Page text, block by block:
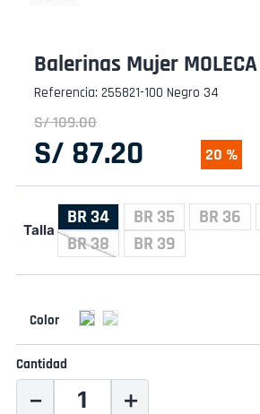
Balerinas Mujer
Referencia: 255821-100 Negro 34
S/109.00
S/ 87.20 20 %
Talla
BR 34 BR 35 BR 36
BR 38
BR 39
Cantidad
＋
－